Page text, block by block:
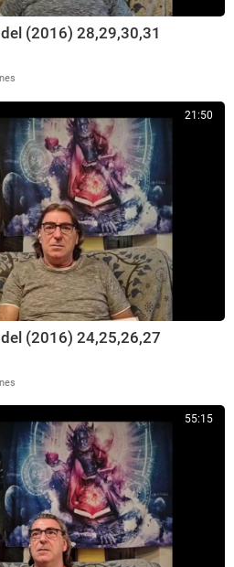
(2016) 28,29,30,31
21:50
(2016) 24,25,26,27
55:15